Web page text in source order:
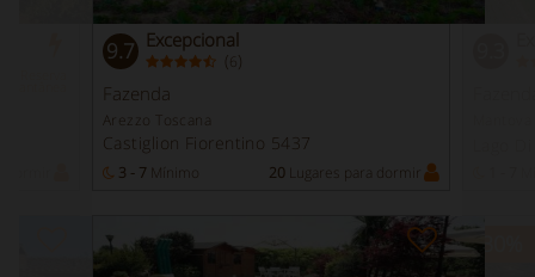
9.7 Excepcional
( )
Fazenda
Arezzo Toscana
Castiglion Fiorentino 5437
3 - 7 Mínimo 20 Lugares para dormir
-30